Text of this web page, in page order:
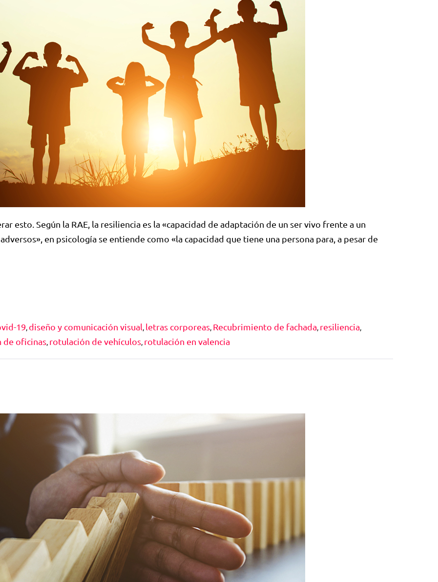
esto. Según la RAE, la resiliencia es la «capacidad de adaptación de un ser vivo frente a un
en psicología se entiende como «la capacidad que tiene una persona para, a pesar de
19, diseño y comunicación visual, letras corporeas, Recubrimiento de fachada, resiliencia,
de oficinas, rotulación de vehículos, rotulación en valencia